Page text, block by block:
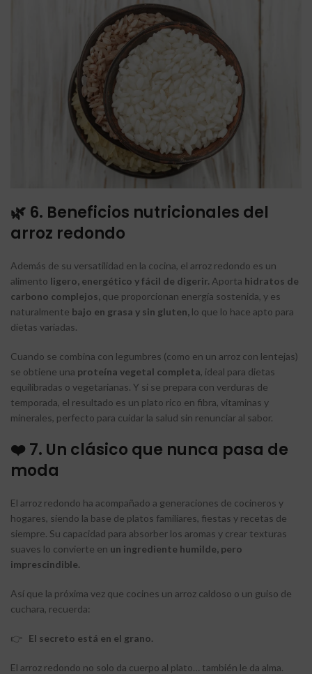
🌿 6. Beneficios nutricionales del
arroz redondo
Además de su versatilidad en la cocina, el arroz redondo es un
alimento ligero, energético y fácil de digerir. Aporta hidratos de
carbono complejos, que proporcionan energía sostenida, y es
naturalmente bajo en grasa y sin gluten, lo que lo hace apto para
dietas variadas.
Cuando se combina con legumbres (como en un arroz con lentejas)
se obtiene una proteína vegetal completa, ideal para dietas
equilibradas o vegetarianas. Y si se prepara con verduras de
temporada, el resultado es un plato rico en fibra, vitaminas y
minerales, perfecto para cuidar la salud sin renunciar al sabor.
❤️ 7. Un clásico que nunca pasa de
moda
El arroz redondo ha acompañado a generaciones de cocineros y
hogares, siendo la base de platos familiares, fiestas y recetas de
siempre. Su capacidad para absorber los aromas y crear texturas
suaves lo convierte en un ingrediente humilde, pero
imprescindible.
Así que la próxima vez que cocines un arroz caldoso o un guiso de
cuchara, recuerda:
👉 El secreto está en el grano.
El arroz redondo no solo da cuerpo al plato… también le da alma.